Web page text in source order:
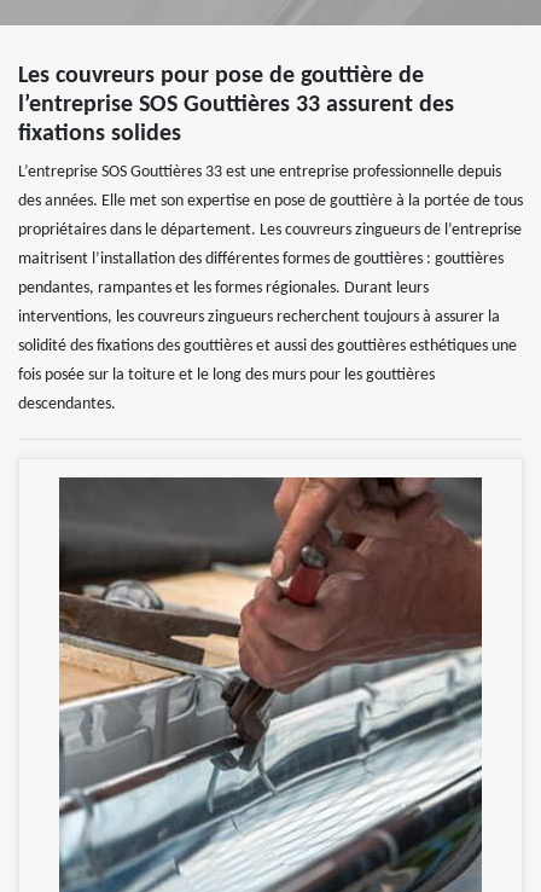
Les couvreurs pour pose de gouttière de
l’entreprise SOS Gouttières 33 assurent des
fixations solides
L’entreprise SOS Gouttières 33 est une entreprise professionnelle depuis
des années. Elle met son expertise en pose de gouttière à la portée de tous
propriétaires dans le département. Les couvreurs zingueurs de l’entreprise
maitrisent l’installation des différentes formes de gouttières : gouttières
pendantes, rampantes et les formes régionales. Durant leurs
interventions, les couvreurs zingueurs recherchent toujours à assurer la
solidité des fixations des gouttières et aussi des gouttières esthétiques une
fois posée sur la toiture et le long des murs pour les gouttières
descendantes.